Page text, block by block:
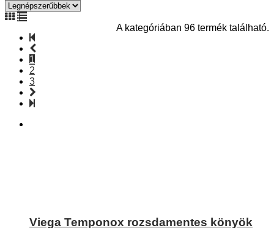
A kategóriában 96 termék található.
1
2
3
Viega Temponox rozsdamentes könyök